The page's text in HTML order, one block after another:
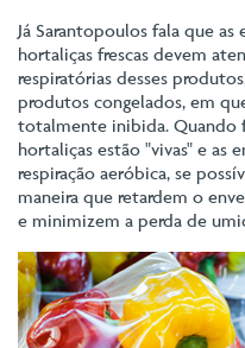
Já Sarantopoulos fala que as
hortaliças frescas devem
respiratórias desses
produtos congelados, em
totalmente inibida. Quando
hortaliças estão "vivas" e as
respiração aeróbica, se
maneira que retardem o
e minimizem a perda de